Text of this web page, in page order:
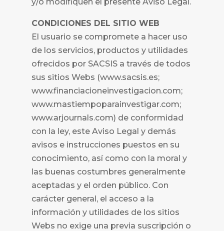
CONDICIONES DEL SITIO WEB
El usuario se compromete a hacer uso
de los servicios, productos y utilidades
ofrecidos por SACSIS a través de todos
sus sitios Webs (www.sacsis.es;
www.financiacioneinvestigacion.com;
www.mastiempoparainvestigar.com;
www.arjournals.com) de conformidad
con la ley, este Aviso Legal y demás
avisos e instrucciones puestos en su
conocimiento, así como con la moral y
las buenas costumbres generalmente
aceptadas y el orden público. Con
carácter general, el acceso a la
información y utilidades de los sitios
Webs no exige una previa suscripción o